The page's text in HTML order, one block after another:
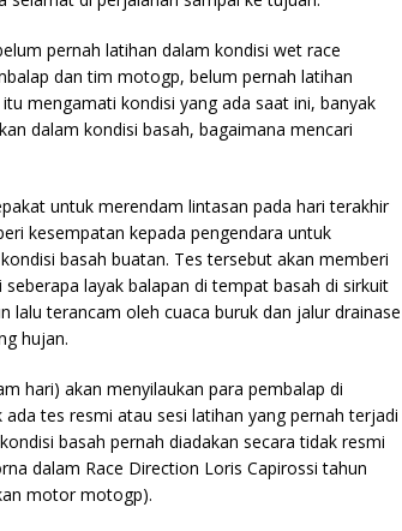
pernah latihan dalam kondisi wet race
dan tim motogp, belum pernah latihan
mengamati kondisi yang ada saat ini, banyak
dalam kondisi basah, bagaimana mencari
untuk merendam lintasan pada hari terakhir
kesempatan kepada pengendara untuk
basah buatan. Tes tersebut akan memberi
layak balapan di tempat basah di sirkuit
lalu terancam oleh cuaca buruk dan jalur drainase
hujan.
hari) akan menyilaukan para pembalap di
tes resmi atau sesi latihan yang pernah terjadi
basah pernah diadakan secara tidak resmi
dalam Race Direction Loris Capirossi tahun
motor motogp).